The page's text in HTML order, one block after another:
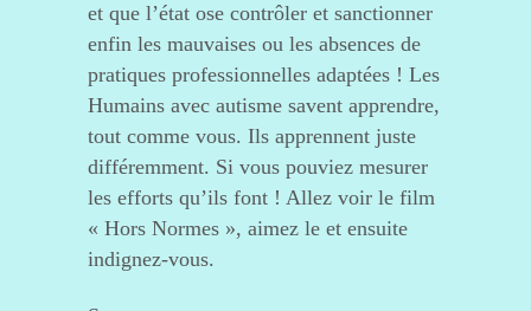
et que l’état ose contrôler et sanctionner
enfin les mauvaises ou les absences de
pratiques professionnelles adaptées ! Les
Humains avec autisme savent apprendre,
tout comme vous. Ils apprennent juste
différemment. Si vous pouviez mesurer
les efforts qu’ils font ! Allez voir le film
« Hors Normes », aimez le et ensuite
indignez-vous.